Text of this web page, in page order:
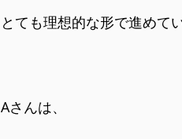
とても理想的な形で進めてい
Aさんは、